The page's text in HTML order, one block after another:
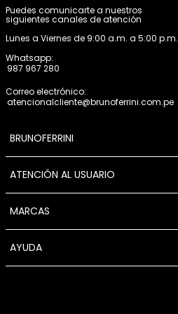
Puedes comunicarte a nuestros
siguientes canales de atención
Lunes a Viernes de 9:00 a.m. a 5:00 p.m.
Whatsapp:
987 967 280
Correo electrónico:
atencionalcliente@brunoferrini.com.pe
BRUNOFERRINI
ATENCIÓN AL USUARIO
MARCAS
AYUDA